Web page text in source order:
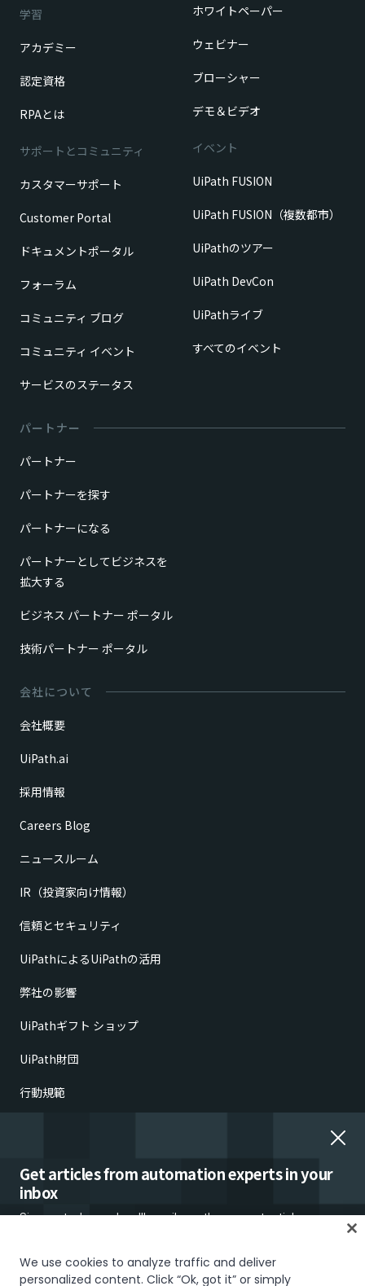
Get articles from automation experts in your
inbox
Sign up today and we'll email you the newest articles every
学習
アカデミー
認定資格
RPAとは
サポートとコミュニティ
カスタマーサポート
Customer Portal
ドキュメントポータル
フォーラム
コミュニティ ブログ
コミュニティ イベント
サービスのステータス
ホワイトペーパー
ウェビナー
ブローシャー
デモ＆ビデオ
イベント
UiPath FUSION
UiPath FUSION（複数都市）
UiPathのツアー
UiPath DevCon
UiPathライブ
すべてのイベント
パートナー
パートナー
パートナーを探す
パートナーになる
パートナーとしてビジネスを
拡大する
ビジネス パートナー ポータル
技術パートナー ポータル
会社について
会社概要
UiPath.ai
採用情報
Careers Blog
ニュースルーム
IR（投資家向け情報）
信頼とセキュリティ
UiPathによるUiPathの活用
弊社の影響
UiPathギフト ショップ
UiPath財団
行動規範
We use cookies to analyze traffic and deliver
personalized content. Click “Ok, got it” or simply